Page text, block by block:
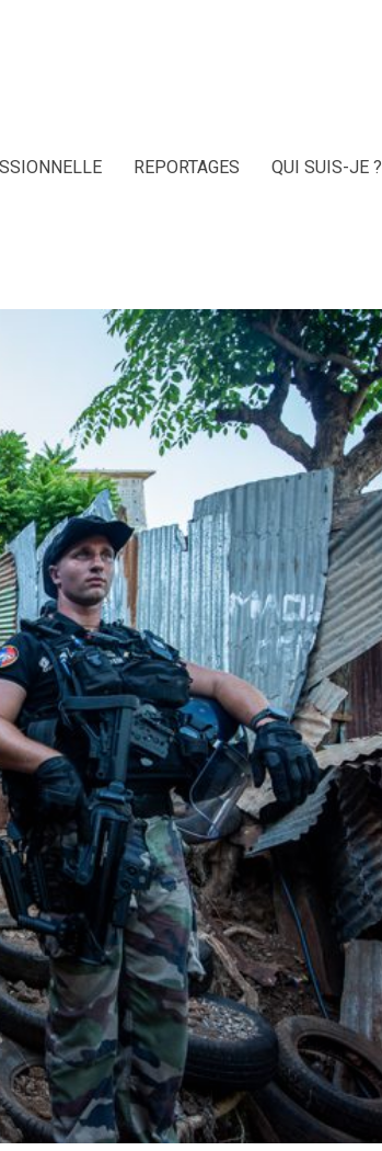
REPORTAGES QUI SUIS-JE ?